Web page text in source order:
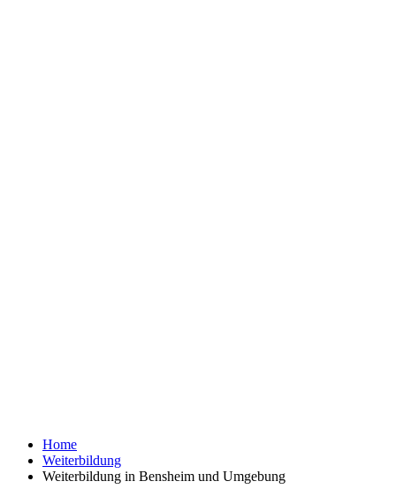
Home
Weiterbildung
Weiterbildung in Bensheim und Umgebung